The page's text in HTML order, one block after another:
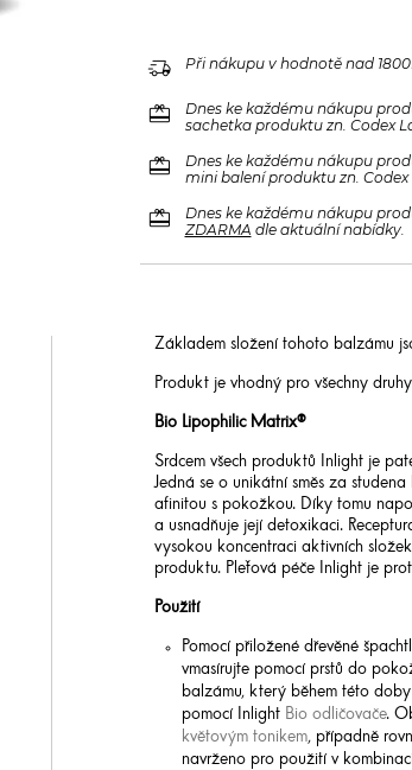
delivery_truck_speed Při nákupu v hodnotě nad
redeem Dnes ke každému nákupu
sachetka produktu zn. Codex
redeem Dnes ke každému nákupu
mini balení produktu zn.
redeem Dnes ke každému nákupu
ZDARMA dle aktuální nabídky.
Základem složení tohoto balzámu
Produkt je vhodný pro všechny
Bio Lipophilic Matrix®
Srdcem všech produktů Inlight je
Jedná se o unikátní směs za
afinitou s pokožkou. Díky tomu
a usnadňuje její detoxikaci.
vysokou koncentraci aktivních
produktu. Pleťová péče Inlight je
Použití
Pomocí přiložené dřevěné
vmasírujte pomocí prstů do
balzámu, který během této
pomocí Inlight Bio odličovače.
květovým tonikem, případně
navrženo pro použití v